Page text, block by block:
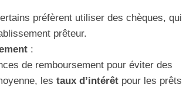
préfèrent utiliser des chèques, qui
prêteur.
:
de remboursement pour éviter des
les taux d’intérêtpour les prêts